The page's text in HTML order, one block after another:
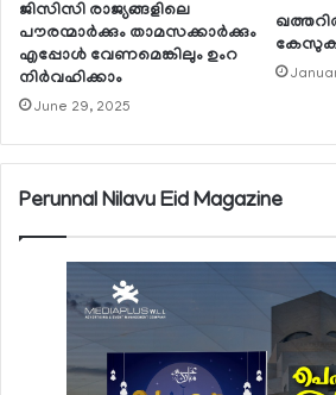
ജിസിസി രാജ്യങ്ങളിലെ
പൗരന്മാര്‍ക്കും താമസക്കാര്‍ക്കും
എപ്പോള്‍ വേണമെങ്കിലും ഉംറ
നിര്‍വഹിക്കാം
June 29, 2025
Perunnal Nilavu Eid Magazine